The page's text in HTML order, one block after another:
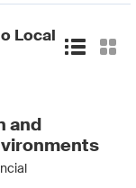
Local
and